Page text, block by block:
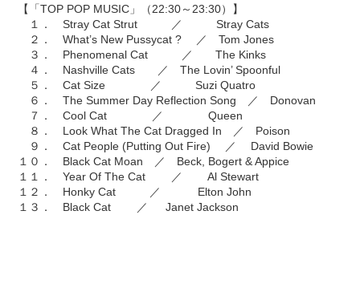
【「TOP POP MUSIC」（22:30～23:30）】
１． Stray Cat Strut ／ Stray Cats
２． What’s New Pussycat ? ／ Tom Jones
３． Phenomenal Cat ／ The Kinks
４． Nashville Cats ／ The Lovin’ Spoonful
５． Cat Size ／ Suzi Quatro
６． The Summer Day Reflection Song ／ Donovan
７． Cool Cat ／ Queen
８． Look What The Cat Dragged In ／ Poison
９． Cat People (Putting Out Fire) ／ David Bowie
１０． Black Cat Moan ／ Beck, Bogert & Appice
１１． Year Of The Cat ／ Al Stewart
１２． Honky Cat ／ Elton John
１３． Black Cat ／ Janet Jackson